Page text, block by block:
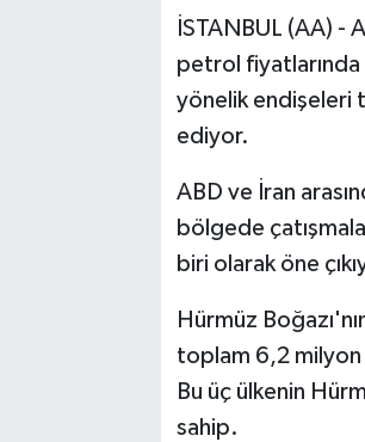
İSTANBUL (AA) -
petrol fiyatlarında
yönelik endişeleri
ediyor.
ABD ve İran
bölgede
biri olarak öne
Hürmüz
toplam 6,2 milyon
Bu üç ülkenin
sahip.